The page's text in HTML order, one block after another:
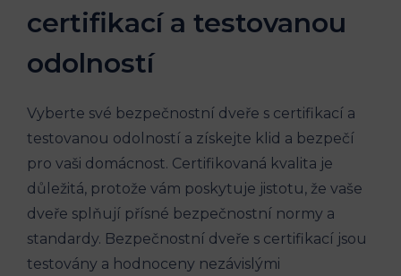
certifikací a testovanou
odolností
Vyberte své bezpečnostní dveře s certifikací a
testovanou odolností a získejte klid a bezpečí
pro vaši domácnost. Certifikovaná kvalita je
důležitá, protože vám poskytuje jistotu, že vaše
dveře splňují přísné bezpečnostní normy a
standardy. Bezpečnostní dveře s certifikací jsou
testovány a hodnoceny nezávislými